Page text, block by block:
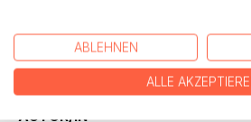
emotionsgeladener als ein Gedanke,
wird - wenn wir bereit sind, beides
AUTOR/IN
ABLEHNEN
ALLE